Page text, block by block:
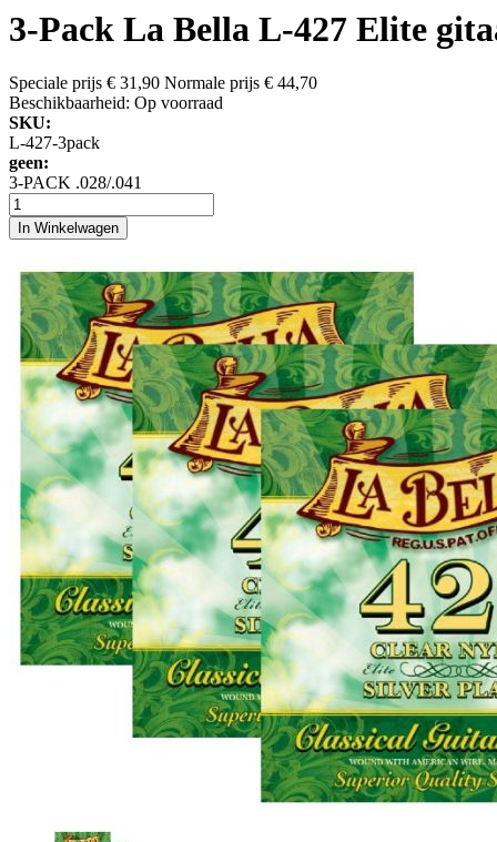
3-Pack La Bella L-427 Elite
Speciale prijs € 31,90 Normale prijs € 44,70
Beschikbaarheid: Op voorraad
SKU:
L-427-3pack
geen:
3-PACK .028/.041
In Winkelwagen